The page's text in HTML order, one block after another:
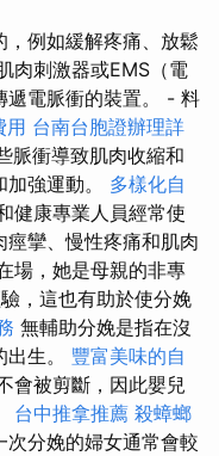
例如緩解疼痛、放鬆
肉刺激器或EMS（電
遞電脈衝的裝置。 - 料
用 台南台胞證辦理詳
脈衝導致肌肉收縮和
強運動。 多樣化自
健康專業人員經常使
攣、慢性疼痛和肌肉
場，她是母親的非專
，這也有助於使分娩
無輔助分娩是指在沒
生。 豐富美味的自
會被剪斷，因此嬰兒
台中推拿推薦 殺蟑螂
分娩的婦女通常會較